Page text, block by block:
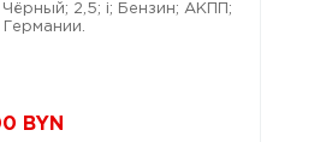
2,5; i; Бензин; АКПП;
BYN